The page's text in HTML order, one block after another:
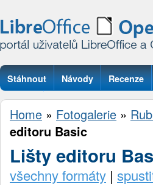
Stáhnout Návody Recenze
Otázky
Home » Fotogalerie »
editoru Basic
Lišty editoru
všechny formáty |